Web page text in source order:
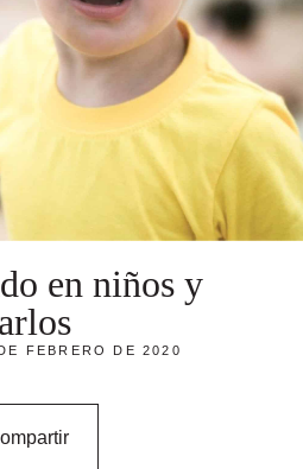
en niños y
FEBRERO DE 2020